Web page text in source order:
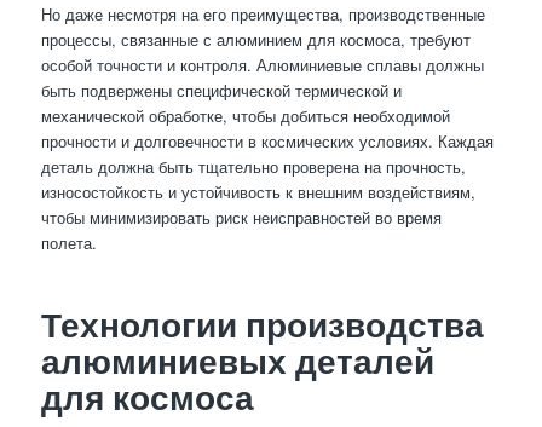
Но даже несмотря на его преимущества, производственные
процессы, связанные с алюминием для космоса, требуют
особой точности и контроля. Алюминиевые сплавы должны
быть подвержены специфической термической и
механической обработке, чтобы добиться необходимой
прочности и долговечности в космических условиях. Каждая
деталь должна быть тщательно проверена на прочность,
износостойкость и устойчивость к внешним воздействиям,
чтобы минимизировать риск неисправностей во время
полета.
Технологии производства
алюминиевых деталей
для космоса